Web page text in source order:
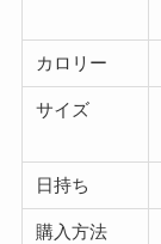
カロリー
サイズ
日持ち
購入方法